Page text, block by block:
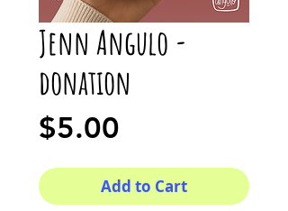
Jenn Angulo -
donation
$5.00
Add to Cart